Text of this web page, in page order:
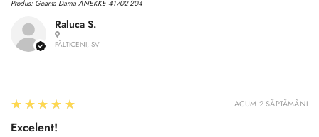
Raluca S.
FĂLTICENI, SV
Produs: Geanta Dama ANEKKE 41702-204
5
★★★★★
Excelent!
ACUM 2 SĂPTĂMÂNI